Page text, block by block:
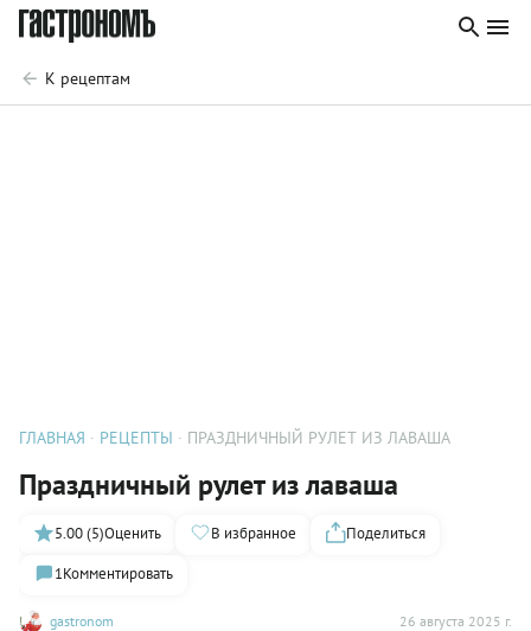
К рецептам
ГЛАВНАЯ РЕЦЕПТЫ ПРАЗДНИЧНЫЙ РУЛЕТ ИЗ ЛАВАША
Праздничный рулет из лаваша
gastronom 26 августа 2025 г.
5.00 (5)Оценить В избранное
Поделиться
1Комментировать